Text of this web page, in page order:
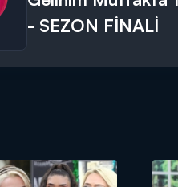
- SEZON FİNALİ